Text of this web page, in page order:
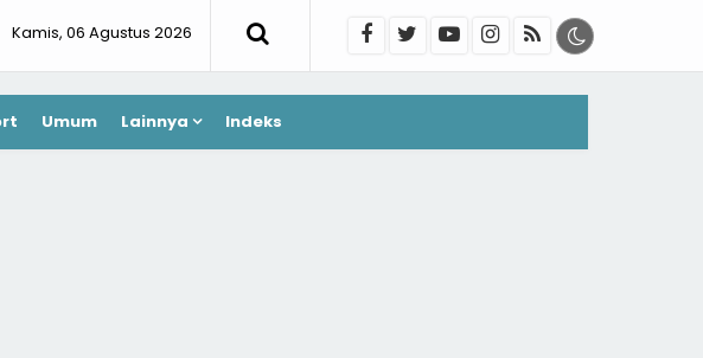
Kamis, 06 Agustus 2026
Umum Lainnya Indeks